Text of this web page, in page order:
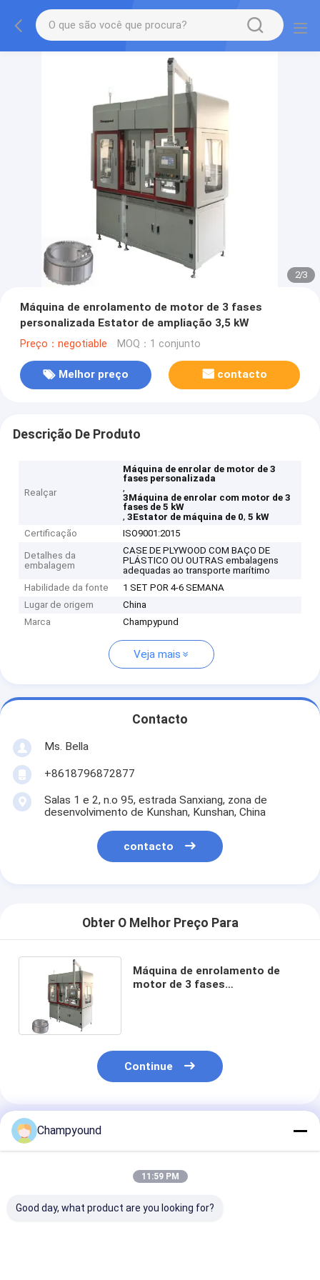
2/3
Máquina de enrolamento de motor de 3 fases
personalizada Estator de ampliação 3,5 kW
Preço：negotiable MOQ：1 conjunto
Melhor preço contacto
Descrição De Produto
Realçar
Máquina de enrolar de motor de 3
fases personalizada
,
3Máquina de enrolar com motor de 3
fases de 5 kW
,3Estator de máquina de 0,5 kW
Certificação
ISO9001:2015
Detalhes da
embalagem
CASE DE PLYWOOD COM BAÇO DE
PLÁSTICO OU OUTRAS embalagens
adequadas ao transporte marítimo
Habilidade da fonte
1 SET POR 4-6 SEMANA
Lugar de origem
China
Marca
Champypund
Veja mais
Contacto
Ms. Bella
+8618796872877
Salas 1 e 2, n.o 95, estrada Sanxiang, zona de
desenvolvimento de Kunshan, Kunshan, China
contacto
Obter O Melhor Preço Para
Máquina de enrolamento de
motor de 3 fases
Continue
Produtos Recomendados
Champyound
11:59 PM
Good day, what product are you looking for?